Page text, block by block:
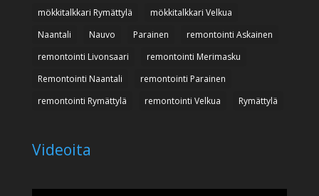
mökkitalkkari Rymättylä
mökkitalkkari Velkua
Naantali
Nauvo Parainen
remontointi Askainen
remontointi Livonsaari
remontointi Merimasku
Remontointi Naantali
remontointi Parainen
remontointi Rymättylä
remontointi Velkua Rymättylä
Videoita